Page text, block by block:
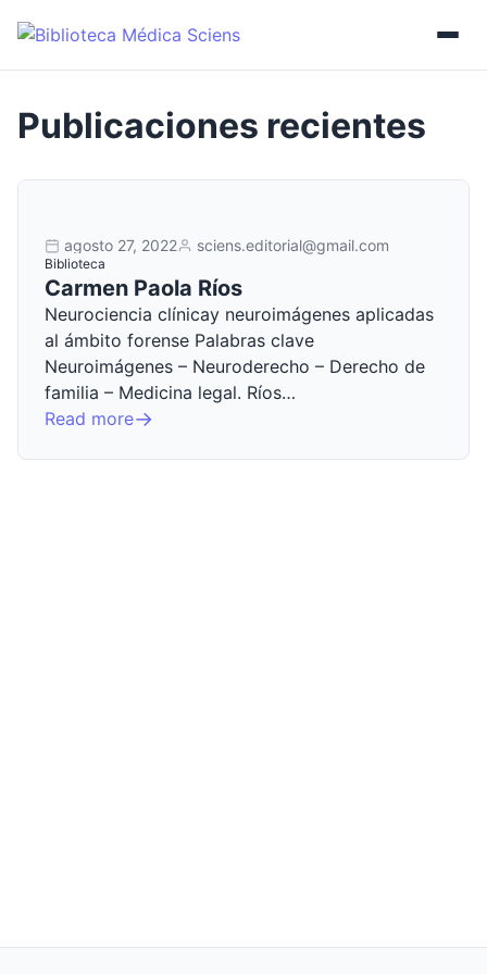
agosto 27, 2022 sciens.editorial@gmail.com
Biblioteca
Carmen Paola Ríos
Neurociencia clínicay neuroimágenes aplicadas
al ámbito forense Palabras clave
Neuroimágenes – Neuroderecho – Derecho de
familia – Medicina legal. Ríos…
Read more